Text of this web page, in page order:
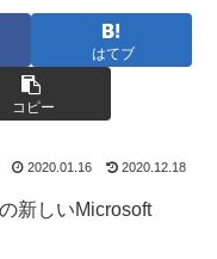
はてブ
コピー
2020.01.16 2020.12.18
新しいMicrosoft